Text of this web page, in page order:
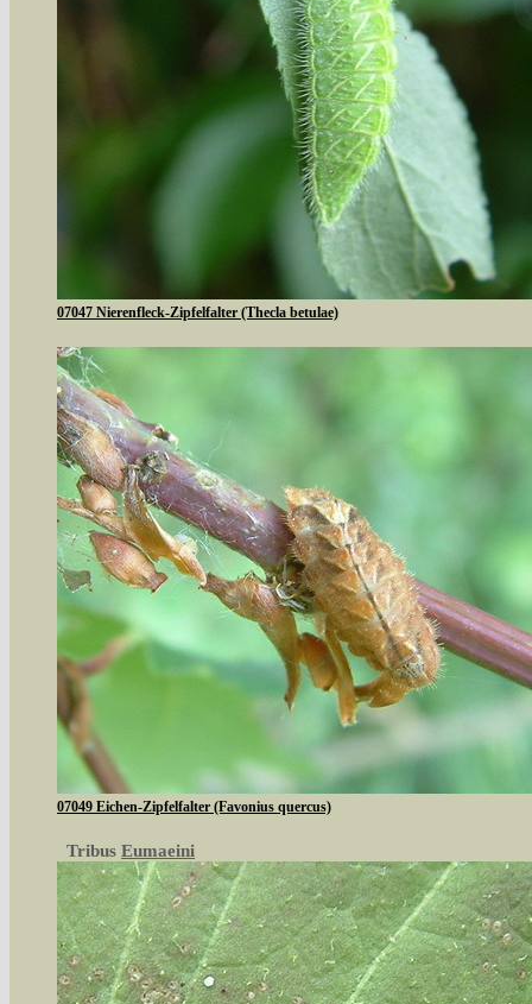
07047 Nierenfleck-Zipfelfalter (Thecla betulae)
07049 Eichen-Zipfelfalter (Favonius quercus)
Tribus Eumaeini